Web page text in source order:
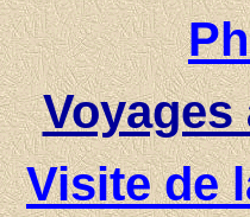
Visite de